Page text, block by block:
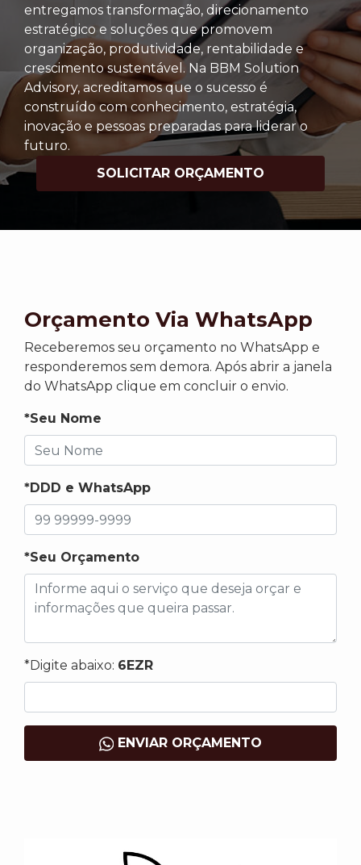
entregamos transformação, direcionamento
estratégico e soluções que promovem
organização, produtividade, rentabilidade e
crescimento sustentável. Na BBM Solution
Advisory, acreditamos que o sucesso é
construído com conhecimento, estratégia,
inovação e pessoas preparadas para liderar o
futuro.
SOLICITAR ORÇAMENTO
Orçamento Via WhatsApp
Receberemos seu orçamento no WhatsApp e
responderemos sem demora. Após abrir a janela
do WhatsApp clique em concluir o envio.
*Seu Nome
*DDD e WhatsApp
*Seu Orçamento
*Digite abaixo: 6EZR
ENVIAR ORÇAMENTO